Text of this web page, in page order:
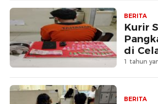
BERITA
Kurir
di
1 tahun
BERITA